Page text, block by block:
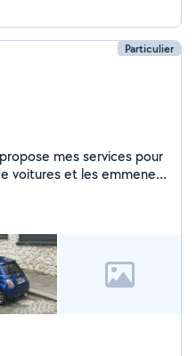
Particulier
voitures et les emmener